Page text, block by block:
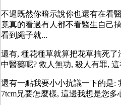
不過既然你暗示說你也還有在看
竟真的看過有人都不看醫生自己
看到繩子就...
還有, 種花種草就算把花草搞死了
中醫藥呢? 救人無功, 殺人有罪,
還有一點我要小小抗議一下的是:
7tcm兄要怎麼樣, 這邊我想是您多